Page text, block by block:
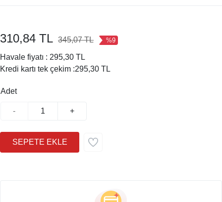
310,84 TL 345,07 TL %9
Havale fiyatı : 295,30 TL
Kredi kartı tek çekim :295,30 TL
Adet
- +